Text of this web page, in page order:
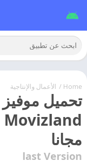
Home
/ الأعمال والإنتاجية
مجانا
last Version